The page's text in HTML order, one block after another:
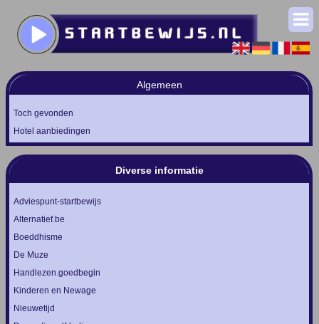
Algemeen
Toch gevonden
Hotel aanbiedingen
Diverse informatie
Adviespunt-startbewijs
Alternatief.be
Boeddhisme
De Muze
Handlezen.goedbegin
Kinderen en Newage
Nieuwetijd